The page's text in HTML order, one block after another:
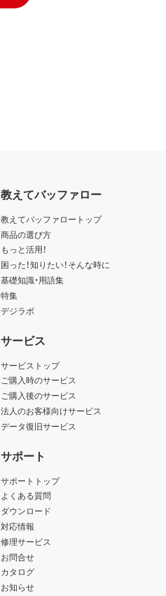
教えてバッファロー
教えてバッファロートップ
商品の選び方
もっと活用！
困った！知りたい！そんな時に
基礎知識・用語集
特集
デジラボ
サービス
サービストップ
ご購入時のサービス
ご購入後のサービス
法人のお客様向けサービス
データ復旧サービス
サポート
サポートトップ
よくある質問
ダウンロード
対応情報
修理サービス
お問合せ
カタログ
お知らせ